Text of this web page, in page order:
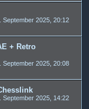
September 2025, 20:12
+ Retro
September 2025, 20:08
September 2025, 14:22